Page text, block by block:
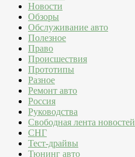
Новости
Обзоры
Обслуживание авто
Полезное
Право
Происшествия
Прототипы
Разное
Ремонт авто
Россия
Руководства
Свободная лента новостей
СНГ
Тест-драйвы
Тюнинг авто